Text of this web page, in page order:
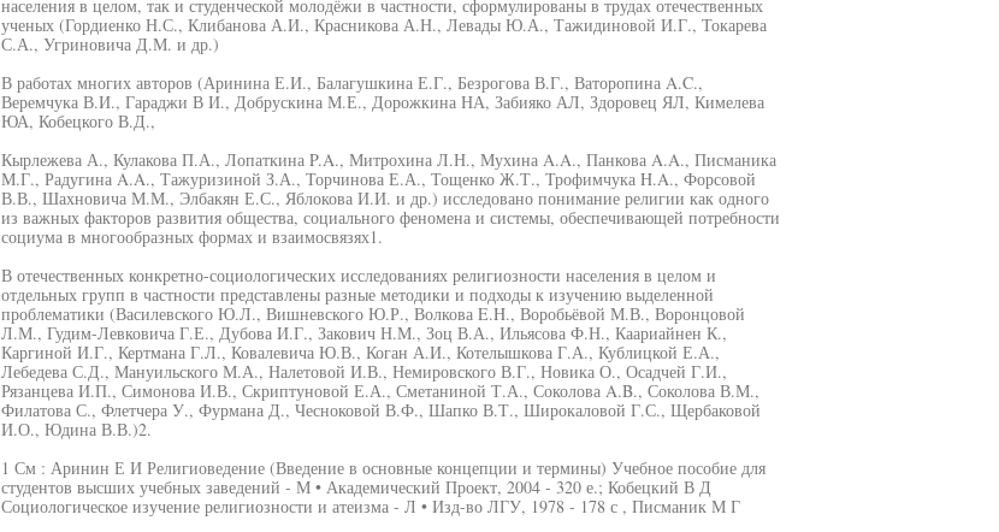
населения в целом, так и студенческой молодёжи в частности, сформулированы в трудах отечественных
ученых (Гордиенко Н.С., Клибанова А.И., Красникова А.Н., Левады Ю.А., Тажидиновой И.Г., Токарева
С.А., Угриновича Д.М. и др.)
В работах многих авторов (Аринина Е.И., Балагушкина Е.Г., Безрогова В.Г., Ваторопина A.C.,
Веремчука В.И., Гараджи В И., Добрускина М.Е., Дорожкина НА, Забияко АЛ, Здоровец ЯЛ, Кимелева
ЮА, Кобецкого В.Д.,
Кырлежева А., Кулакова П.А., Лопаткина P.A., Митрохина Л.Н., Мухина A.A., Панкова A.A., Писманика
М.Г., Радугина A.A., Тажуризиной З.А., Торчинова Е.А., Тощенко Ж.Т., Трофимчука H.A., Форсовой
В.В., Шахновича М.М., Элбакян Е.С., Яблокова И.И. и др.) исследовано понимание религии как одного
из важных факторов развития общества, социального феномена и системы, обеспечивающей потребности
социума в многообразных формах и взаимосвязях1.
В отечественных конкретно-социологических исследованиях религиозности населения в целом и
отдельных групп в частности представлены разные методики и подходы к изучению выделенной
проблематики (Василевского Ю.Л., Вишневского Ю.Р., Волкова E.H., Воробьёвой М.В., Воронцовой
Л.М., Гудим-Левковича Г.Е., Дубова И.Г., Закович Н.М., Зоц В.А., Ильясова Ф.Н., Каариайнен К.,
Каргиной И.Г., Кертмана Г.Л., Ковалевича Ю.В., Коган А.И., Котелышкова Г.А., Кублицкой Е.А.,
Лебедева С.Д., Мануильского М.А., Налетовой И.В., Немировского В.Г., Новика О., Осадчей Г.И.,
Рязанцева И.П., Симонова И.В., Скриптуновой Е.А., Сметаниной Т.А., Соколова A.B., Соколова В.М.,
Филатова С., Флетчера У., Фурмана Д., Чесноковой В.Ф., Шапко В.Т., Широкаловой Г.С., Щербаковой
И.О., Юдина В.В.)2.
1 См : Аринин Е И Религиоведение (Введение в основные концепции и термины) Учебное пособие для
студентов высших учебных заведений - М • Академический Проект, 2004 - 320 е.; Кобецкий В Д
Социологическое изучение религиозности и атеизма - Л • Изд-во ЛГУ, 1978 - 178 с , Писманик М Г